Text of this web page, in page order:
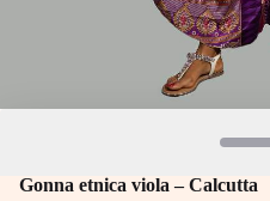
Gonna etnica viola – Calcutta